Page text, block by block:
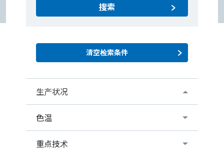
搜索
生产状况
色温
重点技术